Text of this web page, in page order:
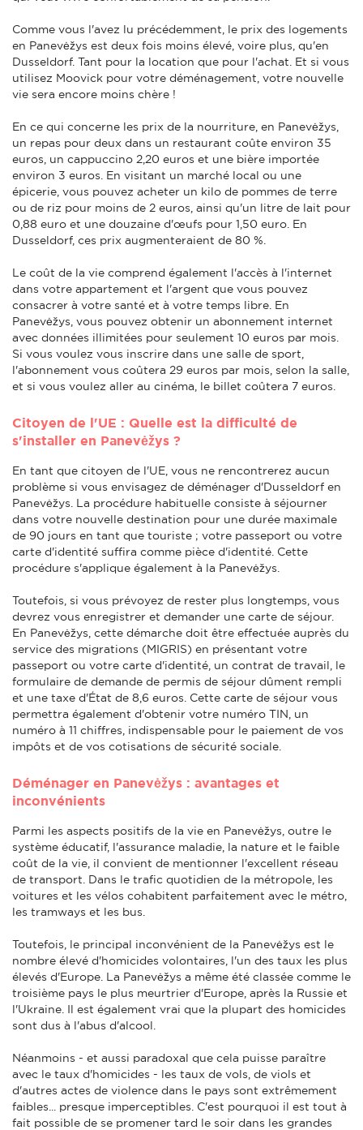
Comme vous l'avez lu précédemment, le prix des logements
en Panevėžys est deux fois moins élevé, voire plus, qu'en
Dusseldorf. Tant pour la location que pour l'achat. Et si vous
utilisez Moovick pour votre déménagement, votre nouvelle
vie sera encore moins chère !
En ce qui concerne les prix de la nourriture, en Panevėžys,
un repas pour deux dans un restaurant coûte environ 35
euros, un cappuccino 2,20 euros et une bière importée
environ 3 euros. En visitant un marché local ou une
épicerie, vous pouvez acheter un kilo de pommes de terre
ou de riz pour moins de 2 euros, ainsi qu'un litre de lait pour
0,88 euro et une douzaine d'œufs pour 1,50 euro. En
Dusseldorf, ces prix augmenteraient de 80 %.
Le coût de la vie comprend également l'accès à l'internet
dans votre appartement et l'argent que vous pouvez
consacrer à votre santé et à votre temps libre. En
Panevėžys, vous pouvez obtenir un abonnement internet
avec données illimitées pour seulement 10 euros par mois.
Si vous voulez vous inscrire dans une salle de sport,
l'abonnement vous coûtera 29 euros par mois, selon la salle,
et si vous voulez aller au cinéma, le billet coûtera 7 euros.
Citoyen de l'UE : Quelle est la difficulté de
s'installer en Panevėžys ?
En tant que citoyen de l'UE, vous ne rencontrerez aucun
problème si vous envisagez de déménager d'Dusseldorf en
Panevėžys. La procédure habituelle consiste à séjourner
dans votre nouvelle destination pour une durée maximale
de 90 jours en tant que touriste ; votre passeport ou votre
carte d'identité suffira comme pièce d'identité. Cette
procédure s'applique également à la Panevėžys.
Toutefois, si vous prévoyez de rester plus longtemps, vous
devrez vous enregistrer et demander une carte de séjour.
En Panevėžys, cette démarche doit être effectuée auprès du
service des migrations (MIGRIS) en présentant votre
passeport ou votre carte d'identité, un contrat de travail, le
formulaire de demande de permis de séjour dûment rempli
et une taxe d'État de 8,6 euros. Cette carte de séjour vous
permettra également d'obtenir votre numéro TIN, un
numéro à 11 chiffres, indispensable pour le paiement de vos
impôts et de vos cotisations de sécurité sociale.
Déménager en Panevėžys : avantages et
inconvénients
Parmi les aspects positifs de la vie en Panevėžys, outre le
système éducatif, l'assurance maladie, la nature et le faible
coût de la vie, il convient de mentionner l'excellent réseau
de transport. Dans le trafic quotidien de la métropole, les
voitures et les vélos cohabitent parfaitement avec le métro,
les tramways et les bus.
Toutefois, le principal inconvénient de la Panevėžys est le
nombre élevé d'homicides volontaires, l'un des taux les plus
élevés d'Europe. La Panevėžys a même été classée comme le
troisième pays le plus meurtrier d'Europe, après la Russie et
l'Ukraine. Il est également vrai que la plupart des homicides
sont dus à l'abus d'alcool.
Néanmoins - et aussi paradoxal que cela puisse paraître
avec le taux d'homicides - les taux de vols, de viols et
d'autres actes de violence dans le pays sont extrêmement
faibles... presque imperceptibles. C'est pourquoi il est tout à
fait possible de se promener tard le soir dans les grandes